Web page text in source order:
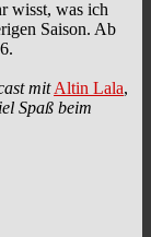
wisst, was ich
Saison. Ab
mit Altin Lala,
Spaß beim